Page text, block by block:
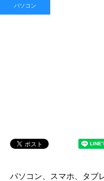
パソコン
パソコン、スマホ、タ